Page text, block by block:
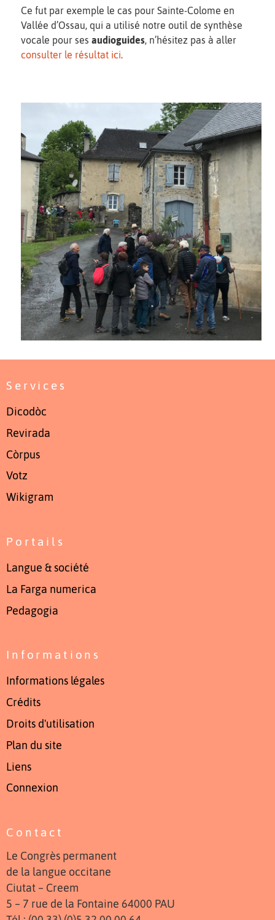
Ce fut par exemple le cas pour Sainte-Colome en
Vallée d’Ossau, qui a utilisé notre outil de synthèse
vocale pour ses audioguides, n’hésitez pas à aller
consulter le résultat ici.
Services
Dicodòc
Revirada
Còrpus
Votz
Wikigram
Portails
Langue & société
La Farga numerica
Pedagogia
Informations
Informations légales
Crédits
Droits d'utilisation
Plan du site
Liens
Connexion
Contact
Le Congrès permanent
de la langue occitane
Ciutat – Creem
5 – 7 rue de la Fontaine 64000 PAU